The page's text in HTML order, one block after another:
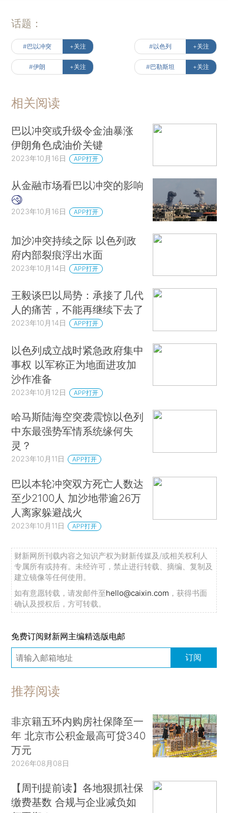
话题：
#巴以冲突 +关注 #以色列 +关注
#伊朗 +关注 #巴勒斯坦 +关注
相关阅读
巴以冲突或升级令金油暴涨
伊朗角色成油价关键
2023年10月16日 APP打开
从金融市场看巴以冲突的影响
2023年10月16日 APP打开
加沙冲突持续之际 以色列政
府内部裂痕浮出水面
2023年10月14日 APP打开
王毅谈巴以局势：承接了几代
人的痛苦，不能再继续下去了
2023年10月14日 APP打开
以色列成立战时紧急政府集中
事权 以军称正为地面进攻加
沙作准备
2023年10月12日 APP打开
哈马斯陆海空突袭震惊以色列
中东最强势军情系统缘何失
灵？
2023年10月11日 APP打开
巴以本轮冲突双方死亡人数达
至少2100人 加沙地带逾26万
人离家躲避战火
2023年10月11日 APP打开
财新网所刊载内容之知识产权为财新传媒及/或相关权利人
专属所有或持有。未经许可，禁止进行转载、摘编、复制及
建立镜像等任何使用。
如有意愿转载，请发邮件至hello@caixin.com ，获得书面
确认及授权后，方可转载。
免费订阅财新网主编精选版电邮
订阅
推荐阅读
非京籍五环内购房社保降至一
年 北京市公积金最高可贷340
万元
2026年08月08日
【周刊提前读】各地狠抓社保
缴费基数 合规与企业减负如